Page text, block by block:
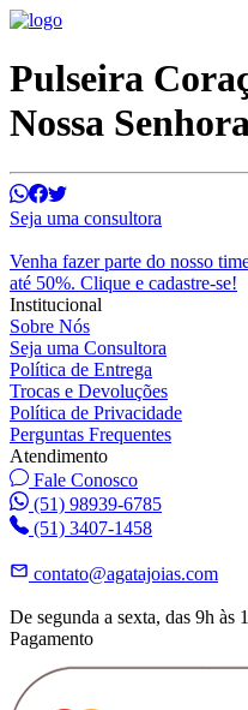
Pulseira
Nossa
Seja uma consultora
Venha fazer parte do nosso
até 50%. Clique e cadastre-se!
Institucional
Sobre Nós
Seja uma Consultora
Política de Entrega
Trocas e Devoluções
Política de Privacidade
Perguntas Frequentes
Atendimento
Fale Conosco
(51) 98939-6785
(51) 3407-1458
contato@agatajoias.com
De segunda a sexta, das 9h às
Pagamento